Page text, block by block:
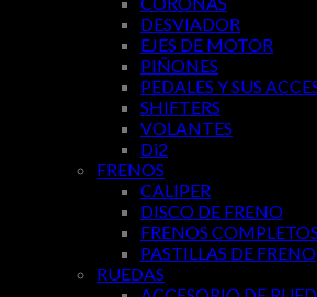
DESVIADOR
EJES DE MOTOR
PIÑONES
PEDALES Y SUS
SHIFTERS
VOLANTES
Di2
FRENOS
CALIPER
DISCO DE FRENO
FRENOS COMPLETOS
PASTILLAS DE FRENO
RUEDAS